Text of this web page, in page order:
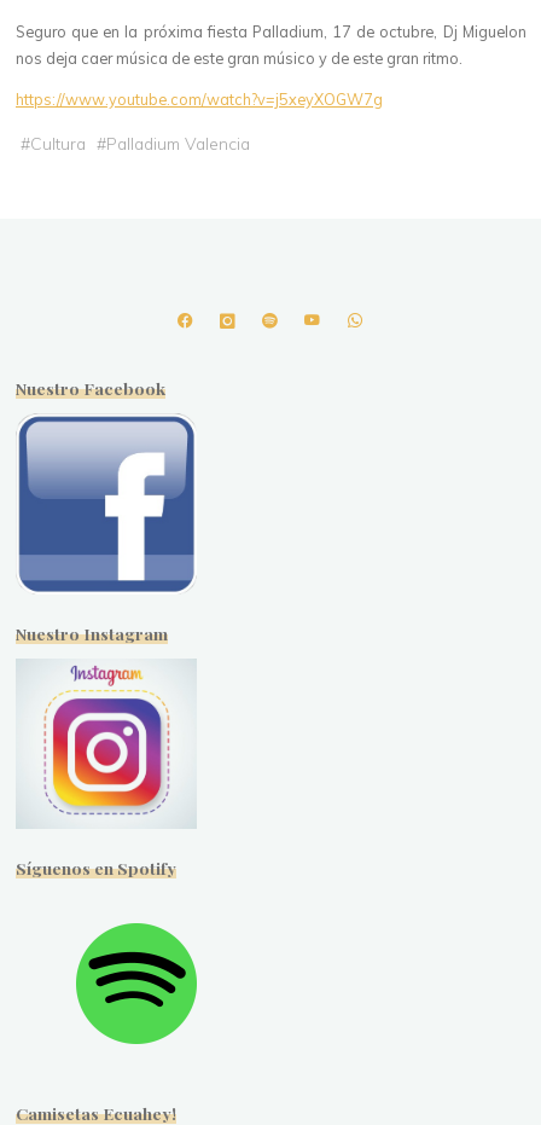
Seguro que en la próxima fiesta Palladium, 17 de octubre, Dj Miguelon
nos deja caer música de este gran músico y de este gran ritmo.
https://www.youtube.com/watch?v=j5xeyXOGW7g
#Cultura #Palladium Valencia
Nuestro Facebook
Nuestro Instagram
Síguenos en Spotify
Camisetas Ecuahey!